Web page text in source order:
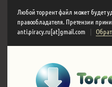
Любой торрент файл может будет
правообладателя. Претензии
anti.piracy.ru[at]gmail.com
|